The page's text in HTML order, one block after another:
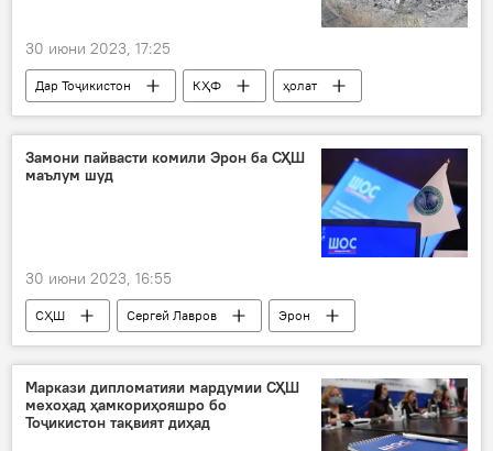
30 июни 2023, 17:25
Дар Тоҷикистон КҲФ
ҳолат
ҷустуҷӯ
бонк раис
Замони пайвасти комили Эрон ба СҲШ
маълум шуд
30 июни 2023, 16:55
СҲШ Сергей Лавров
Эрон
Сиёсат
Дар Русия узвият
Маркази дипломатияи мардумии СҲШ
мехоҳад ҳамкориҳояшро бо
Тоҷикистон тақвият диҳад